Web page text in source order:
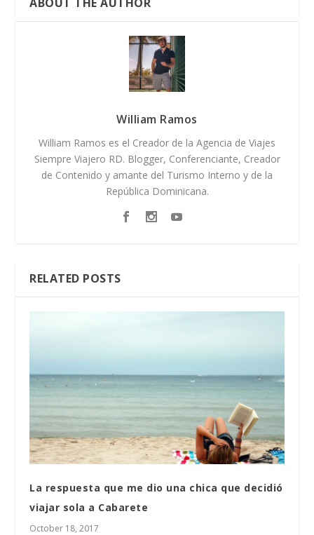
William Ramos
William Ramos es el Creador de la Agencia de Viajes
Siempre Viajero RD. Blogger, Conferenciante, Creador
de Contenido y amante del Turismo Interno y de la
República Dominicana.
RELATED POSTS
La respuesta que me dio una chica que decidió
viajar sola a Cabarete
October 18, 2017